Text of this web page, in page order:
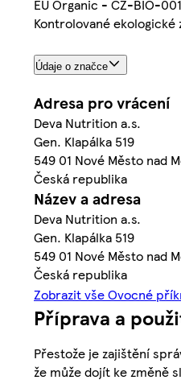
EU Organic - CZ-BIO-
Kontrolované
Údaje o značce
Adresa pro vrácení
Deva Nutrition a.s.
Gen. Klapálka 519
549 01 Nové Město nad
Česká republika
Název a adresa
Deva Nutrition a.s.
Gen. Klapálka 519
549 01 Nové Město nad
Česká republika
Zobrazit vše Ovocné
Příprava a
Přestože je zajištění
že může dojít ke změně